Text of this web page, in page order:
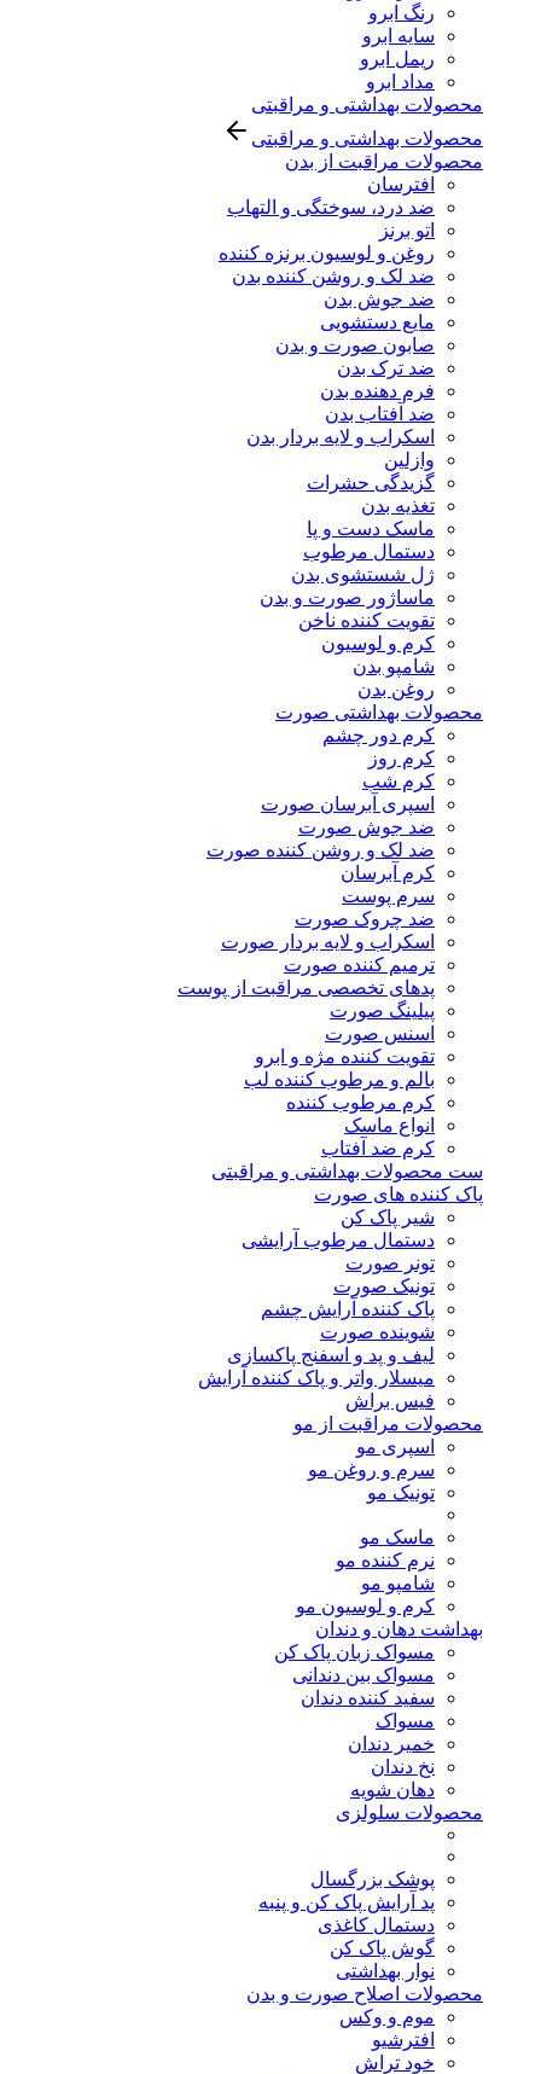
رنگ ابرو
سایه ابرو
ریمل ابرو
مداد ابرو
محصولات بهداشتی و مراقبتی
محصولات بهداشتی و مراقبتی
محصولات مراقبت از بدن
افترسان
ضد درد، سوختگی و التهاب
اتو برنز
روغن و لوسیون برنزه کننده
ضد لک و روشن کننده بدن
ضد جوش بدن
مایع دستشویی
صابون صورت و بدن
ضد ترک بدن
فرم دهنده بدن
ضد آفتاب بدن
اسکراب و لایه بردار بدن
وازلین
گزیدگی حشرات
تغذیه بدن
ماسک دست و پا
دستمال مرطوب
ژل شستشوی بدن
ماساژور صورت و بدن
تقویت کننده ناخن
کرم و لوسیون
شامپو بدن
روغن بدن
محصولات بهداشتی صورت
کرم دور چشم
کرم روز
کرم شب
اسپری آبرسان صورت
ضد جوش صورت
ضد لک و روشن کننده صورت
کرم آبرسان
سرم پوست
ضد چروک صورت
اسکراب و لایه بردار صورت
ترمیم کننده صورت
پدهای تخصصی مراقبت از پوست
پیلینگ صورت
اسنس صورت
تقویت کننده مژه و ابرو
بالم و مرطوب کننده لب
کرم مرطوب کننده
انواع ماسک
کرم ضد آفتاب
ست محصولات بهداشتی و مراقبتی
پاک کننده های صورت
شیر پاک کن
دستمال مرطوب آرایشی
تونر صورت
تونیک صورت
پاک کننده آرایش چشم
شوینده صورت
لیف و پد و اسفنج پاکسازی
میسلار واتر و پاک کننده آرایش
فیس براش
محصولات مراقبت از مو
اسپری مو
سرم و روغن مو
تونیک مو
ماسک مو
نرم کننده مو
شامپو مو
کرم و لوسیون مو
بهداشت دهان و دندان
مسواک زبان پاک کن
مسواک بین دندانی
سفید کننده دندان
مسواک
خمیر دندان
نخ دندان
دهان شویه
محصولات سلولزی
پوشک بزرگسال
پد آرایش پاک کن و پنبه
دستمال کاغذی
گوش پاک کن
نوار بهداشتی
محصولات اصلاح صورت و بدن
موم و وکس
افترشیو
خود تراش